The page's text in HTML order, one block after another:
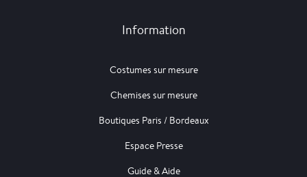
Information
Costumes sur mesure
Chemises sur mesure
Boutiques Paris / Bordeaux
Espace Presse
Guide & Aide